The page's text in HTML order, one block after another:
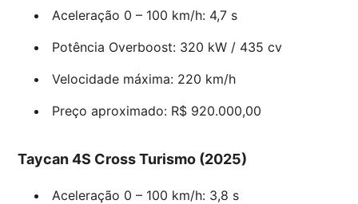
Aceleração 0 – 100 km/h: 4,7 s
Potência Overboost: 320 kW / 435 cv
Velocidade máxima: 220 km/h
Preço aproximado: R$ 920.000,00
Taycan 4S Cross Turismo (2025)
Aceleração 0 – 100 km/h: 3,8 s